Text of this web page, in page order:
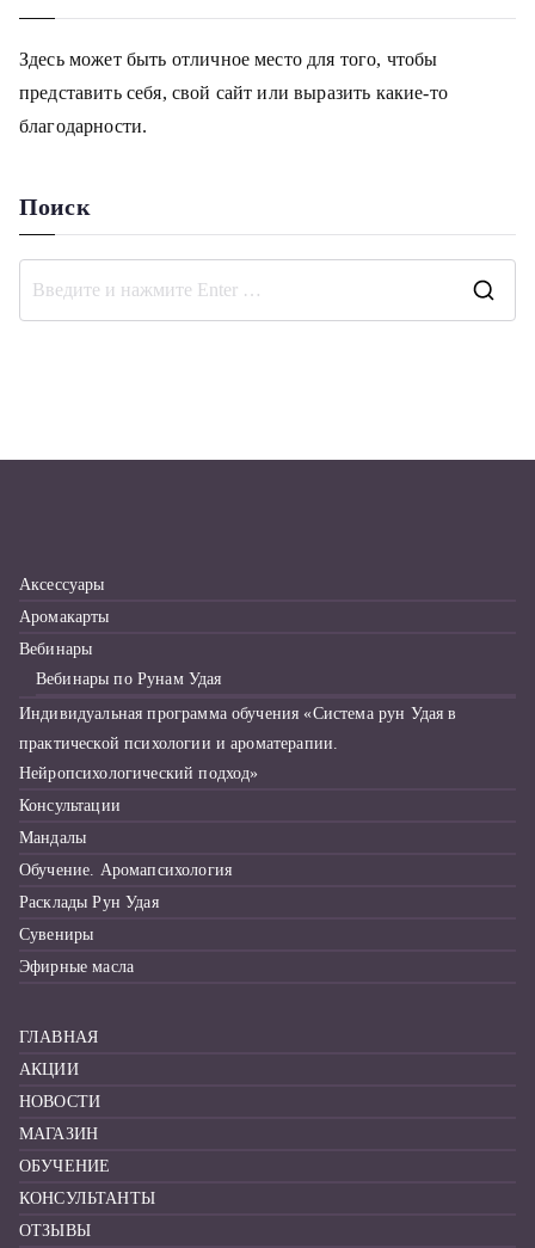
Здесь может быть отличное место для того, чтобы
представить себя, свой сайт или выразить какие-то
благодарности.
Поиск
Аксессуары
Аромакарты
Вебинары
Вебинары по Рунам Удая
Индивидуальная программа обучения «Система рун Удая в
практической психологии и ароматерапии.
Нейропсихологический подход»
Консультации
Мандалы
Обучение. Аромапсихология
Расклады Рун Удая
Сувениры
Эфирные масла
ГЛАВНАЯ
АКЦИИ
НОВОСТИ
МАГАЗИН
ОБУЧЕНИЕ
КОНСУЛЬТАНТЫ
ОТЗЫВЫ